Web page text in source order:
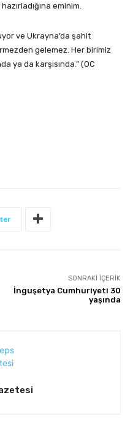
eminim.
ve Ukrayna’da şahit
gelemez. Her birimiz
ya da karşısında.” (OC
SONRAKI İÇERIK
İnguşetya Cumhuriyeti 30
yaşında